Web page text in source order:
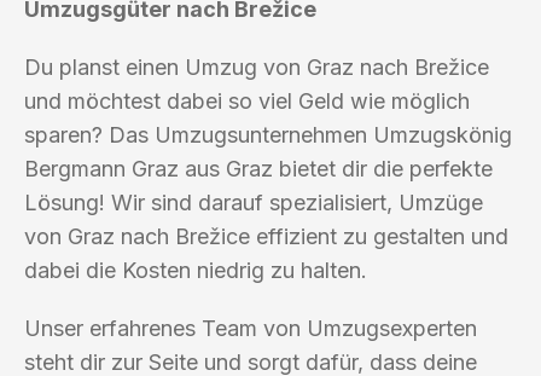
Umzugsgüter nach Brežice
Du planst einen Umzug von Graz nach Brežice
und möchtest dabei so viel Geld wie möglich
sparen? Das Umzugsunternehmen Umzugskönig
Bergmann Graz aus Graz bietet dir die perfekte
Lösung! Wir sind darauf spezialisiert, Umzüge
von Graz nach Brežice effizient zu gestalten und
dabei die Kosten niedrig zu halten.
Unser erfahrenes Team von Umzugsexperten
steht dir zur Seite und sorgt dafür, dass deine